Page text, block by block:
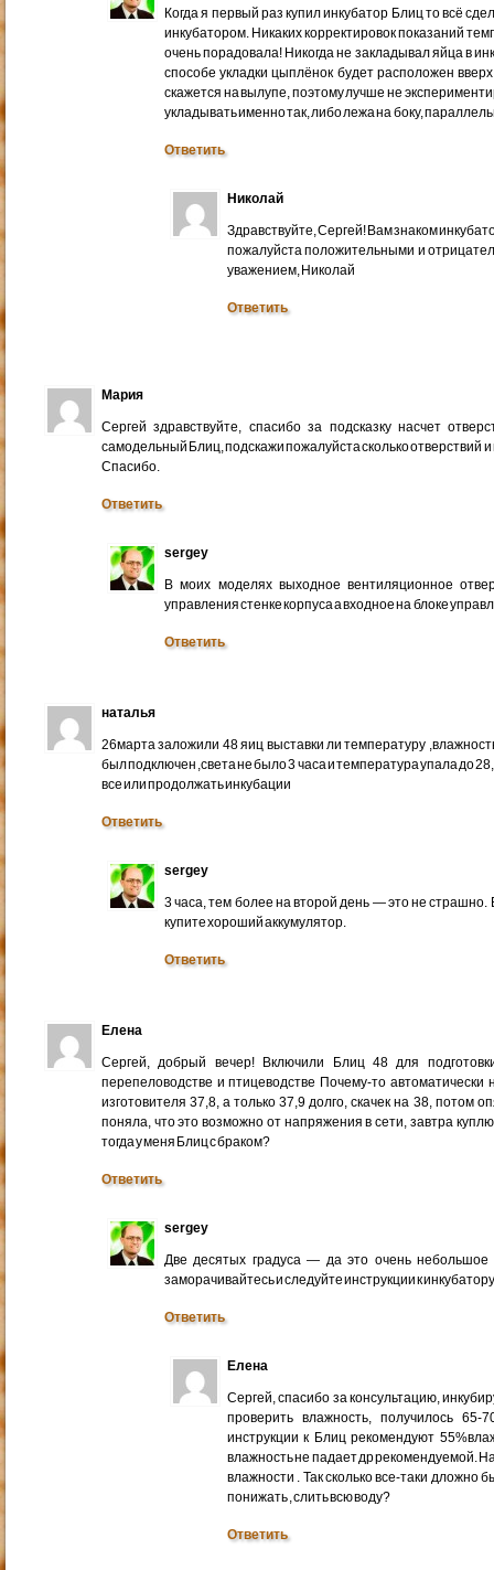
Когда я первый раз купил инкубатор Блиц то всё
инкубатором. Никаких корректировок показаний
очень порадовала! Никогда не закладывал яйца в
способе укладки цыплёнок будет расположен
скажется на вылупе, поэтому лучше не
укладывать именно так, либо лежа на боку,
Ответить
Николай
Здравствуйте, Сергей! Вам знаком
пожалуйста положительными и
уважением, Николай
Ответить
Мария
Сергей здравствуйте, спасибо за подсказку насчет
самодельный Блиц, подскажи пожалуйста сколько отверствий и
Спасибо.
Ответить
sergey
В моих моделях выходное вентиляционное
управления стенке корпуса а входное на блоке
Ответить
наталья
26марта заложили 48 яиц выставки ли температуру
был подключен ,света не было 3 часа и температура упала до
все или продолжать инкубации
Ответить
sergey
3 часа, тем более на второй день — это не
купите хороший аккумулятор.
Ответить
Елена
Сергей, добрый вечер! Включили Блиц 48 для
перепеловодстве и птицеводстве Почему-то автоматически
изготовителя 37,8, а только 37,9 долго, скачек на 38, потом
поняла, что это возможно от напряжения в сети, завтра
тогда у меня Блиц с браком?
Ответить
sergey
Две десятых градуса — да это очень
заморачивайтесь и следуйте инструкции к
Ответить
Елена
Сергей, спасибо за консультацию,
проверить влажность, получилось
инструкции к Блиц рекомендуют
влажность не падает др рекомендуемой.
влажности . Так сколько все-таки дложно
понижать , слить всю воду?
Ответить